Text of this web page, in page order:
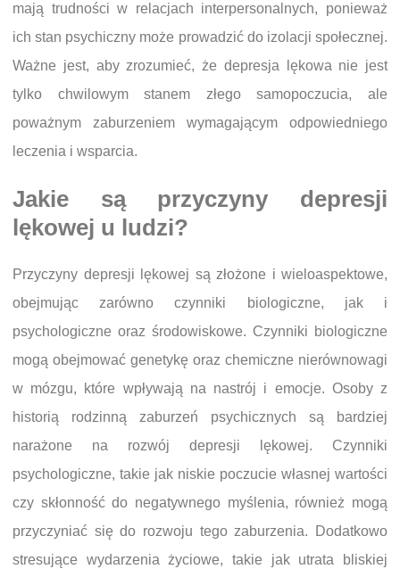
mają trudności w relacjach interpersonalnych, ponieważ
ich stan psychiczny może prowadzić do izolacji społecznej.
Ważne jest, aby zrozumieć, że depresja lękowa nie jest
tylko chwilowym stanem złego samopoczucia, ale
poważnym zaburzeniem wymagającym odpowiedniego
leczenia i wsparcia.
Jakie są przyczyny depresji
lękowej u ludzi?
Przyczyny depresji lękowej są złożone i wieloaspektowe,
obejmując zarówno czynniki biologiczne, jak i
psychologiczne oraz środowiskowe. Czynniki biologiczne
mogą obejmować genetykę oraz chemiczne nierównowagi
w mózgu, które wpływają na nastrój i emocje. Osoby z
historią rodzinną zaburzeń psychicznych są bardziej
narażone na rozwój depresji lękowej. Czynniki
psychologiczne, takie jak niskie poczucie własnej wartości
czy skłonność do negatywnego myślenia, również mogą
przyczyniać się do rozwoju tego zaburzenia. Dodatkowo
stresujące wydarzenia życiowe, takie jak utrata bliskiej